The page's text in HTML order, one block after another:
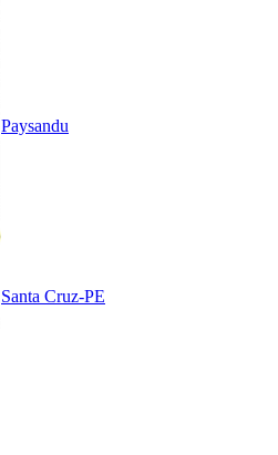
Paysandu
Santa Cruz-PE